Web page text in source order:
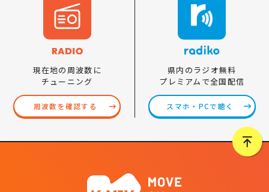
現在地の周波数に
チューニング
周波数を確認する
県内のラジオ無料
プレミアムで全国配信
スマホ・PCで聴く